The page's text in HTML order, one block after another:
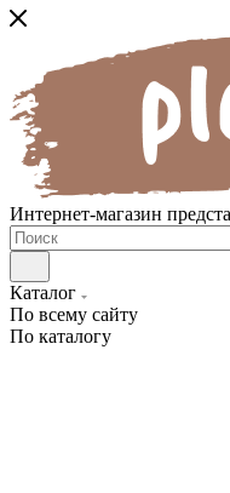
Интернет-магазин
Каталог
По всему сайту
По каталогу